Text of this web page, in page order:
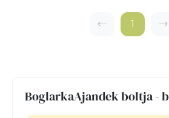
BoglarkaAjandek boltja -
1